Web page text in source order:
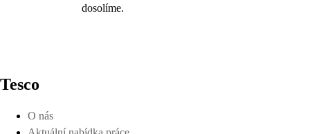
dosolíme.
Tesco
O nás